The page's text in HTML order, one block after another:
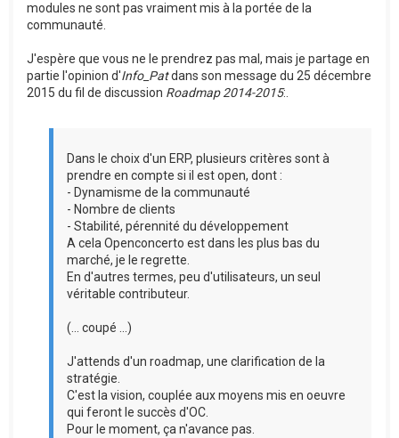
modules ne sont pas vraiment mis à la portée de la
communauté.
J'espère que vous ne le prendrez pas mal, mais je partage en
partie l'opinion d'Info_Patdans son message du 25 décembre
2015 du fil de discussion Roadmap 2014-2015:.
Dans le choix d'un ERP, plusieurs critères sont à
prendre en compte si il est open, dont :
- Dynamisme de la communauté
- Nombre de clients
- Stabilité, pérennité du développement
A cela Openconcerto est dans les plus bas du
marché, je le regrette.
En d'autres termes, peu d'utilisateurs, un seul
véritable contributeur.
(... coupé ...)
J'attends d'un roadmap, une clarification de la
stratégie.
C'est la vision, couplée aux moyens mis en oeuvre
qui feront le succès d'OC.
Pour le moment, ça n'avance pas.